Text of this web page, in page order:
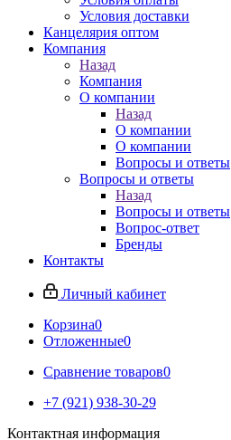
Условия доставки
Канцелярия оптом
Компания
Назад
Компания
О компании
Назад
О компании
О компании
Вопросы и ответы
Вопросы и ответы
Назад
Вопросы и ответы
Вопрос-ответ
Бренды
Контакты
Личный кабинет
Корзина0
Отложенные0
Сравнение товаров0
+7 (921) 938-30-29
Контактная информация